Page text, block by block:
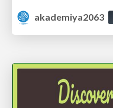
akademiya2063